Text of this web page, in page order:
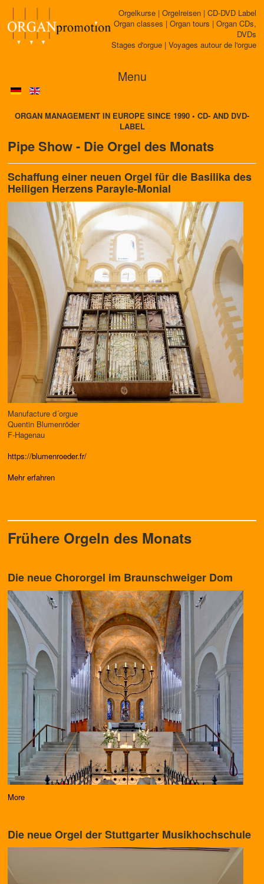
Orgelkurse | Orgelreisen | CD-DVD Label
Organ classes | Organ tours | Organ CDs,
DVDs
Stages d'orgue | Voyages autour de l'orgue
Menu
ORGAN MANAGEMENT IN EUROPE SINCE 1990 • CD- AND DVD-
LABEL
Pipe Show - Die Orgel des Monats
Schaffung einer neuen Orgel für die Basilika des
Heiligen Herzens Parayle-Monial
Manufacture d´orgue
Quentin Blumenröder
F-Hagenau
https://blumenroeder.fr/
Mehr erfahren
Frühere Orgeln des Monats
Die neue Chororgel im Braunschweiger Dom
More
Die neue Orgel der Stuttgarter Musikhochschule